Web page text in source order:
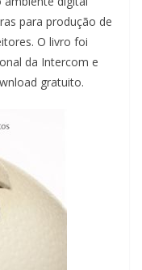
para produção de
O livro foi
da Intercom e
gratuito.